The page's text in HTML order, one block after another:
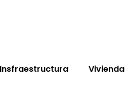
Insfraestructura Vivienda